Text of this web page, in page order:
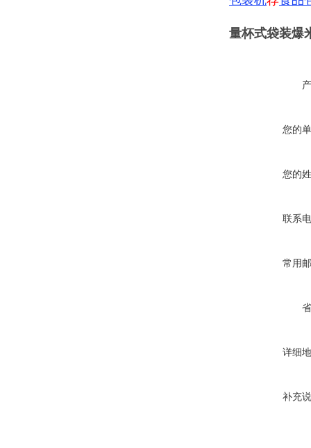
量杯式袋装爆
您的
您的
联系
常用
详细
补充